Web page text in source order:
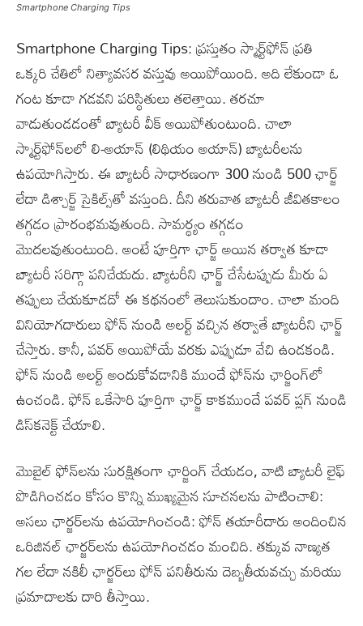
Smartphone Charging Tips
Smartphone Charging Tips: ప్రస్తుతం స్మార్ట్‌ఫోన్ ప్రతి
ఒక్కరి చేతిలో నిత్యావసర వస్తువు అయిపోయింది. అది లేకుండా ఓ
గంట కూడా గడవని పరిస్థితులు తలెత్తాయి. తరచూ
వాడుతుండడంతో బ్యాటరీ వీక్ అయిపోతుంటుంది. చాలా
స్మార్ట్‌ఫోన్‌లలో లి-అయాన్ (లిథియం అయాన్) బ్యాటరీలను
ఉపయోగిస్తారు. ఈ బ్యాటరీ సాధారణంగా 300 నుండి 500 ఛార్జ్
లేదా డిశ్చార్జ్ సైకిల్స్‌తో వస్తుంది. దీని తరువాత బ్యాటరీ జీవితకాలం
తగ్గడం ప్రారంభమవుతుంది. సామర్థ్యం తగ్గడం
మొదలవుతుంటుంది. అంటే పూర్తిగా ఛార్జ్ అయిన తర్వాత కూడా
బ్యాటరీ సరిగ్గా పనిచేయదు. బ్యాటరీని ఛార్జ్ చేసేటప్పుడు మీరు ఏ
తప్పులు చేయకూడదో ఈ కథనంలో తెలుసుకుందాం. చాలా మంది
వినియోగదారులు ఫోన్ నుండి అలర్ట్ వచ్చిన తర్వాతే బ్యాటరీని ఛార్జ్
చేస్తారు. కానీ, పవర్ అయిపోయే వరకు ఎప్పుడూ వేచి ఉండకండి.
ఫోన్ నుండి అలర్ట్ అందుకోవడానికి ముందే ఫోన్‌ను ఛార్జింగ్‌లో
ఉంచండి. ఫోన్ ఒకేసారి పూర్తిగా ఛార్జ్ కాకముందే పవర్ ప్లగ్ నుండి
డిస్‌కనెక్ట్ చేయాలి.
మొబైల్ ఫోన్‌లను సురక్షితంగా ఛార్జింగ్ చేయడం, వాటి బ్యాటరీ లైఫ్
పొడిగించడం కోసం కొన్ని ముఖ్యమైన సూచనలను పాటించాలి:
అసలు ఛార్జర్‌లను ఉపయోగించండి: ఫోన్ తయారీదారు అందించిన
ఒరిజినల్ ఛార్జర్‌లను ఉపయోగించడం మంచిది. తక్కువ నాణ్యత
గల లేదా నకిలీ ఛార్జర్‌లు ఫోన్ పనితీరును దెబ్బతీయవచ్చు మరియు
ప్రమాదాలకు దారి తీస్తాయి.